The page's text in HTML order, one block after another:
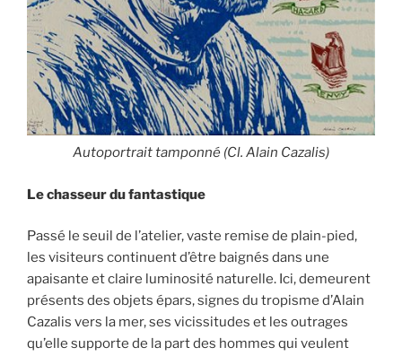
Autoportrait tamponné (Cl. Alain Cazalis)
Le chasseur du fantastique
Passé le seuil de l’atelier, vaste remise de plain-pied,
les visiteurs continuent d’être baignés dans une
apaisante et claire luminosité naturelle. Ici, demeurent
présents des objets épars, signes du tropisme d’Alain
Cazalis vers la mer, ses vicissitudes et les outrages
qu’elle supporte de la part des hommes qui veulent